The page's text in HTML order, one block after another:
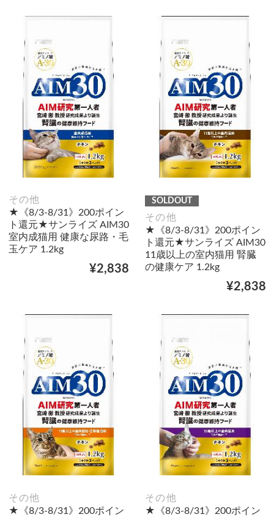
その他
★《8/3-8/31》200ポイン
ト還元★サンライズ AIM30
室内成猫用 健康な尿路・毛
玉ケア 1.2kg
¥2,838
SOLDOUT
その他
★《8/3-8/31》200ポイン
ト還元★サンライズ AIM30
11歳以上の室内猫用 腎臓
の健康ケア 1.2kg
¥2,838
その他
★《8/3-8/31》200ポイン
その他
★《8/3-8/31》200ポイン